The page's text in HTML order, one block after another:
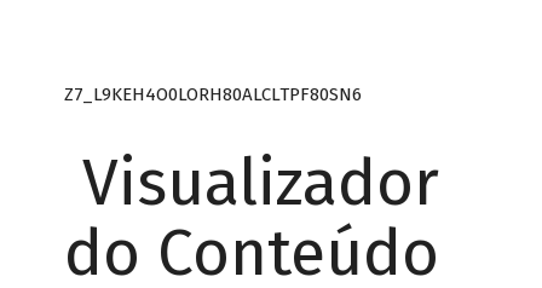
Z7_L9KEH4O0LORH80ALCLTPF80SN6
Visualizador
do Conteúdo